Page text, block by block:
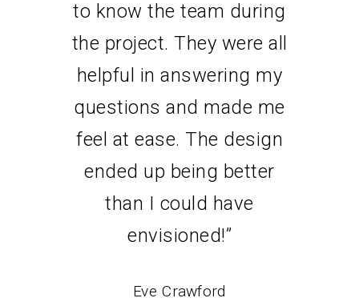
to know the team during
the project. They were all
helpful in answering my
questions and made me
feel at ease. The design
ended up being better
than I could have
envisioned!”
Eve Crawford